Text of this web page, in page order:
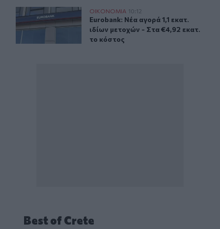
Eurobank: Νέα αγορά 1,1 εκατ. ιδίων μετοχών - Στα
ΟΙΚΟΝΟΜΙΑ 10:12
Eurobank: Νέα αγορά 1,1 εκατ.
Eurobank: Νέα αγορά 1,1 εκατ.
ιδίων μετοχών - Στα €4,92 εκατ.
το κόστος
Best of Crete